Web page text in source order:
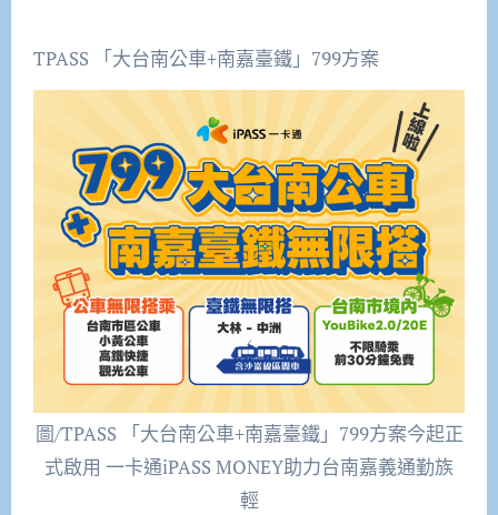
TPASS 「大台南公車+南嘉臺鐵」799方案
圖/TPASS 「大台南公車+南嘉臺鐵」799方案今起正
式啟用 一卡通iPASS MONEY助力台南嘉義通勤族
輕